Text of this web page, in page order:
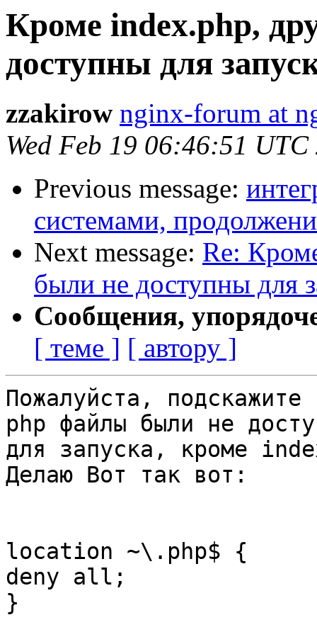
Кроме index.php,
доступны для
zzakirow nginx-forum at
Wed Feb 19 06:46:51 UTC
Previous message:
системами,
Next message: Re:
были не доступны для
Сообщения,
[ теме ] [ автору ]
Пожалуйста,
php файлы были не
для запуска, кроме
Делаю Вот так вот:
location ~\.php$ {
deny all;
}